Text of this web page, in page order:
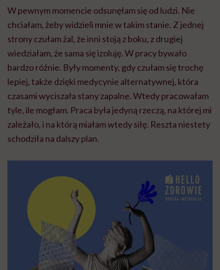
W pewnym momencie odsunęłam się od ludzi. Nie
chciałam, żeby widzieli mnie w takim stanie. Z jednej
strony czułam żal, że inni stoją z boku, z drugiej
wiedziałam, że sama się izoluję. W pracy bywało
bardzo różnie. Były momenty, gdy czułam się trochę
lepiej, także dzięki medycynie alternatywnej, która
czasami wyciszała stany zapalne. Wtedy pracowałam
tyle, ile mogłam. Praca była jedyną rzeczą, na której mi
zależało, i na którą miałam wtedy siłę. Reszta niestety
schodziła na dalszy plan.